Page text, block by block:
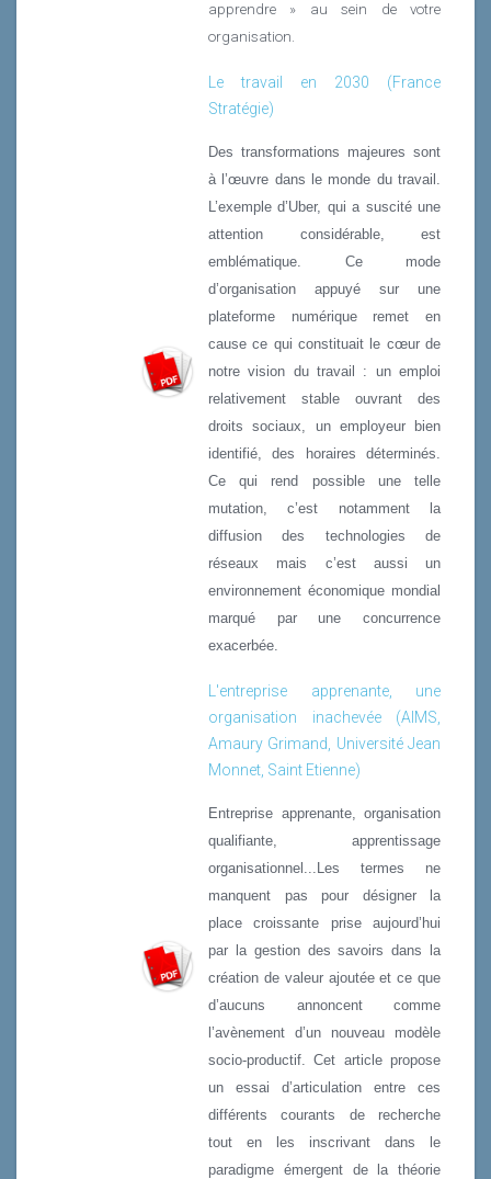
apprendre » au sein de votre
organisation.
Le travail en 2030 (France
Stratégie)
Des transformations majeures sont
à l’œuvre dans le monde du travail.
L’exemple d’Uber, qui a suscité une
attention considérable, est
emblématique. Ce mode
d’organisation appuyé sur une
plateforme numérique remet en
cause ce qui constituait le cœur de
notre vision du travail : un emploi
relativement stable ouvrant des
droits sociaux, un employeur bien
identifié, des horaires déterminés.
Ce qui rend possible une telle
mutation, c’est notamment la
diffusion des technologies de
réseaux mais c’est aussi un
environnement économique mondial
marqué par une concurrence
exacerbée.
L'entreprise apprenante, une
organisation inachevée (AIMS,
Amaury Grimand, Université Jean
Monnet, Saint Etienne)
Entreprise apprenante, organisation
qualifiante, apprentissage
organisationnel...Les termes ne
manquent pas pour désigner la
place croissante prise aujourd’hui
par la gestion des savoirs dans la
création de valeur ajoutée et ce que
d’aucuns annoncent comme
l’avènement d’un nouveau modèle
socio-productif. Cet article propose
un essai d’articulation entre ces
différents courants de recherche
tout en les inscrivant dans le
paradigme émergent de la théorie